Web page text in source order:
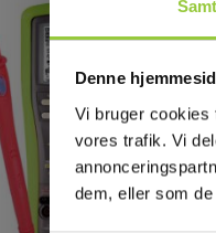
Denne
Vi bruger cookies
vores trafik. Vi
dem, eller som